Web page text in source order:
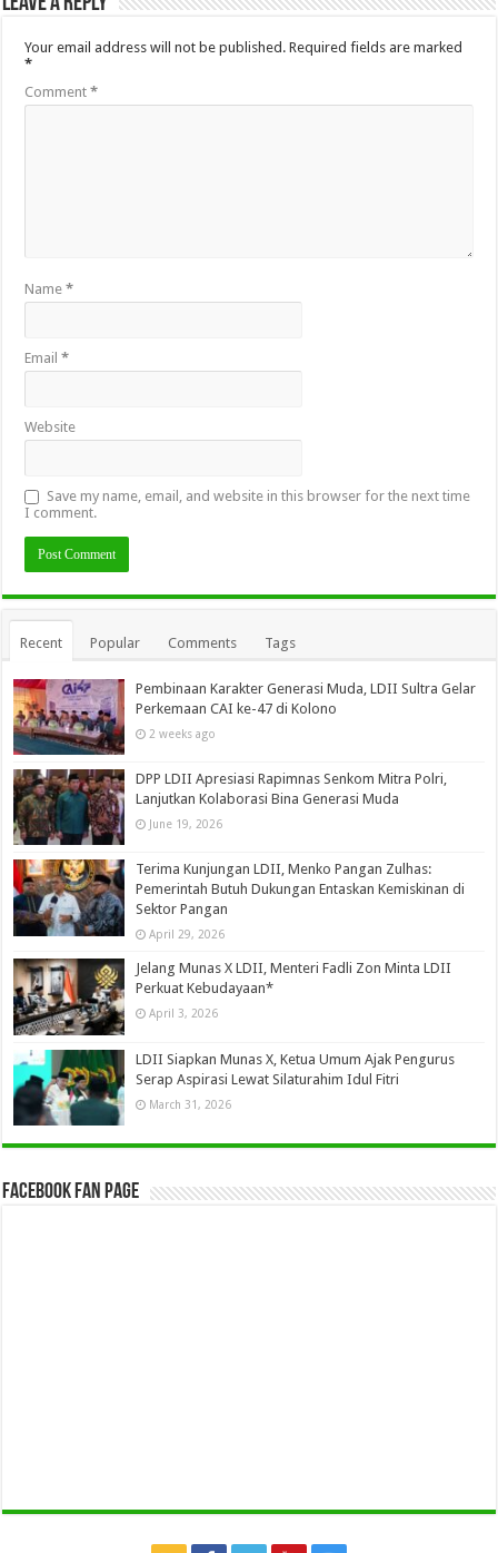
Your email address will not be published. Required fields are marked
*
Comment*
Name*
Email*
Website
Save my name, email, and website in this browser for the next time
I comment.
Recent Popular Comments Tags
Pembinaan Karakter Generasi Muda, LDII Sultra Gelar
Perkemaan CAI ke-47 di Kolono
2 weeks ago
DPP LDII Apresiasi Rapimnas Senkom Mitra Polri,
Lanjutkan Kolaborasi Bina Generasi Muda
June 19, 2026
Terima Kunjungan LDII, Menko Pangan Zulhas:
Pemerintah Butuh Dukungan Entaskan Kemiskinan di
Sektor Pangan
April 29, 2026
Jelang Munas X LDII, Menteri Fadli Zon Minta LDII
Perkuat Kebudayaan*
April 3, 2026
LDII Siapkan Munas X, Ketua Umum Ajak Pengurus
Serap Aspirasi Lewat Silaturahim Idul Fitri
March 31, 2026
Facebook Fan Page